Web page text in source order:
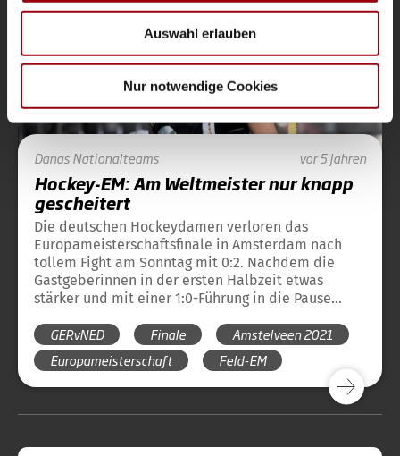
soziale Medien, Werbung und Analysen weiter. Unsere
Partner führen diese Informationen möglicherweise mit
weiteren Daten zusammen, die Sie ihnen bereitgestellt
haben oder die sie im Rahmen Ihrer Nutzung der Dienste
Auswahl erlauben
Nur notwendige Cookies
DanasNationalteams vor 5 Jahren
Hockey-EM: Am Weltmeister nur knapp
gescheitert
Die deutschen Hockeydamen verloren das
Europameisterschaftsfinale in Amsterdam nach
tollem Fight am Sonntag mit 0:2. Nachdem die
Gastgeberinnen in der ersten Halbzeit etwas
stärker und mit einer 1:0-Führung in die Pause
den Deutschen, die aber acht Ecken und mehrere
hochkarätige Chancen nicht zu einem Treffer
nutzen konnten. So brachte ein seltener Konter
kurz vor Schluss die Entscheidung für den
Weltmeister und Titelverteidiger. Für das deutsche
GERvNED Finale
Amstelveen 2021
Europameisterschaft
Feld-EM